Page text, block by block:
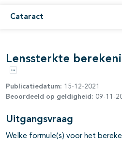
Cataractopen- en dichtklappen
open- en dichtklappen
Lenssterkte
Opties
Publicatiedatum: 15-12-2021
Beoordeeld op geldigheid: 09-11-
Uitgangsvraag
Welke formule(s) voor het